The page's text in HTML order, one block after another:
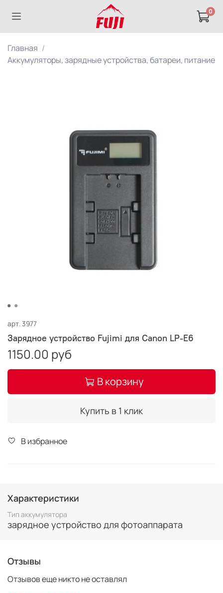
0
Главная
Аккумуляторы, зарядные устройства, батареи, питание
арт.3977
Зарядное устройство Fujimi для Canon LP-E6
1150.00 руб
В корзину
Купить в 1 клик
В избранное
Характеристики
Тип аккумулятора
зарядное устройство для фотоаппарата
Отзывы
Отзывов еще никто не оставлял